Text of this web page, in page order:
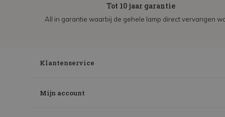
Tot 10 jaar garantie
All in garantie waarbij de gehele lamp direct vervangen
Klantenservice
Mijn account